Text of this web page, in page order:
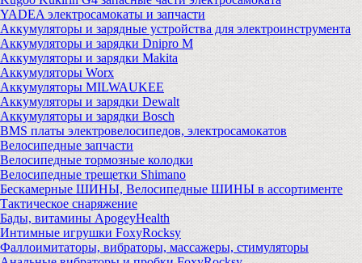
YADEA электросамокаты и запчасти
Аккумуляторы и зарядные устройства для электроинструмента
Аккумуляторы и зарядки Dnipro M
Аккумуляторы и зарядки Makita
Аккумуляторы Worx
Аккумуляторы MILWAUKEE
Аккумуляторы и зарядки Dewalt
Аккумуляторы и зарядки Bosch
BMS платы электровелосипедов, электросамокатов
Велосипедные запчасти
Велосипедные тормозные колодки
Велосипедные трещетки Shimano
Бескамерные ШИНЫ, Велосипедные ШИНЫ в ассортименте
Тактическое снаряжение
Бады, витамины ApogeyHealth
Интимные игрушки FoxyRocksy
Фаллоимитаторы, вибраторы, массажеры, стимуляторы